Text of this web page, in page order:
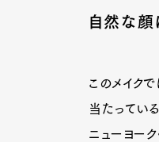
自然な
このメイク
当たってい
ニューヨー